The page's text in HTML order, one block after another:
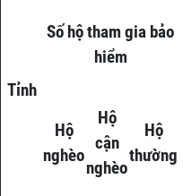
Tỉnh
Số hộ tham gia bảo
hiểm
Hộ
nghèo
Hộ
cận
nghèo
Hộ
thường